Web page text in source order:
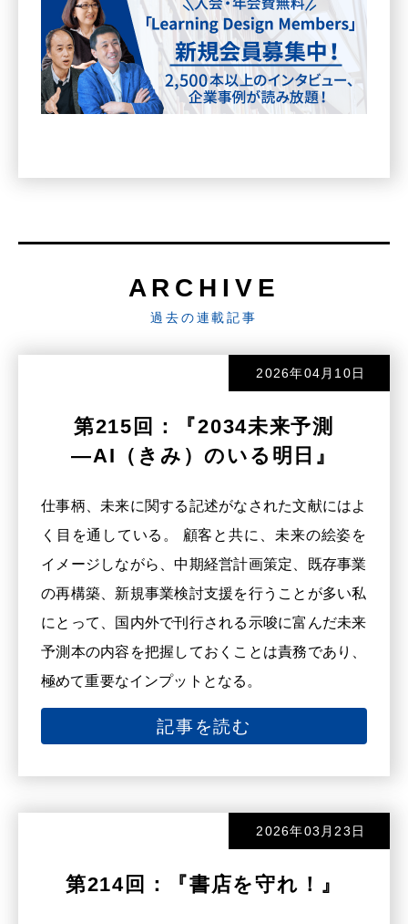
ARCHIVE
過去の連載記事
2026年04月10日
第215回：『2034未来予測
―AI（きみ）のいる明日』
仕事柄、未来に関する記述がなされた文献にはよ
く目を通している。 顧客と共に、未来の絵姿を
イメージしながら、中期経営計画策定、既存事業
の再構築、新規事業検討支援を行うことが多い私
にとって、国内外で刊行される示唆に富んだ未来
予測本の内容を把握しておくことは責務であり、
極めて重要なインプットとなる。
記事を読む
2026年03月23日
第214回：『書店を守れ！』